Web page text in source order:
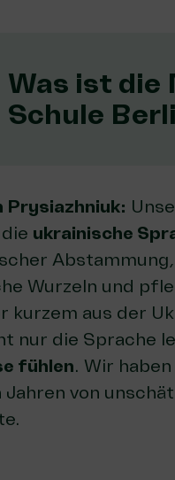
Was ist die
Schule
Prysiazhniuk:
ukrainische
Wurzeln und
kurzem aus der
nur die Sprache
fühlen. Wir
von